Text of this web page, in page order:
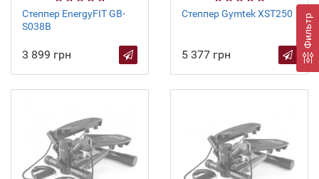
Фильтр
Степпер EnergyFIT GB-
S038B
3 899 грн
Степпер Gymtek XST250
5 377 грн